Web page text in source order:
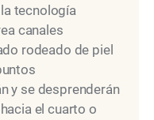
tecnología
canales
rodeado de piel
y se desprenderán
el cuarto o